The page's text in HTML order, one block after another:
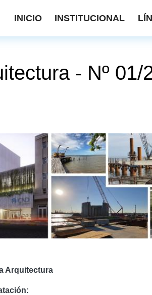
INICIO INSTITUCIONAL
- Nº
Arquitectura